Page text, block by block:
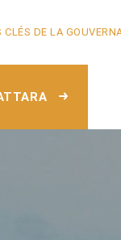
CLÉS DE LA